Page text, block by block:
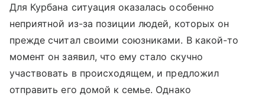
Для Курбана ситуация оказалась особенно
неприятной из-за позиции людей, которых он
прежде считал своими союзниками. В какой-то
момент он заявил, что ему стало скучно
участвовать в происходящем, и предложил
отправить его домой к семье. Однако